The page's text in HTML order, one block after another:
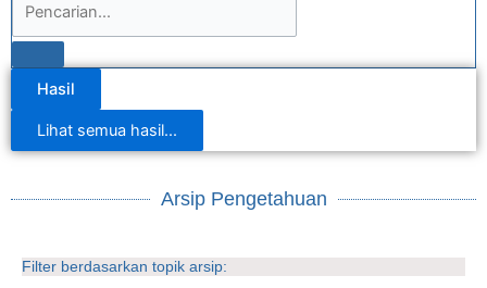
Hasil
Lihat semua hasil...
Arsip Pengetahuan
Filter berdasarkan topik arsip: